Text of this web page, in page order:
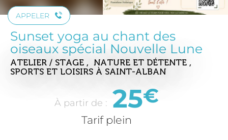
APPELER
Sunset yoga au chant des
oiseaux spécial Nouvelle Lune
ATELIER / STAGE , NATURE ET DÉTENTE ,
SPORTS ET LOISIRS À SAINT-ALBAN
À partir de : 25€
Tarif plein